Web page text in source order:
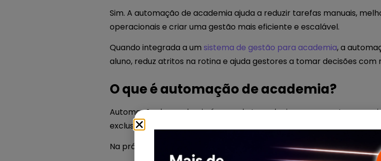
Sim. A automação de academia ajuda a reduzir tarefas manuais,
operacionais e criar uma gestão mais eficiente e escalável.
Quando integrada a um sistema de gestão para academia, a
aluno, reduz atritos na rotina e ajuda gestores a tomar decisões com
O que é automação de academia?
Automação de academia é o uso de tecnologia para executar,
exclusivamente de ações manuais da equipe.
Na prática, isso pode envolver processos como: